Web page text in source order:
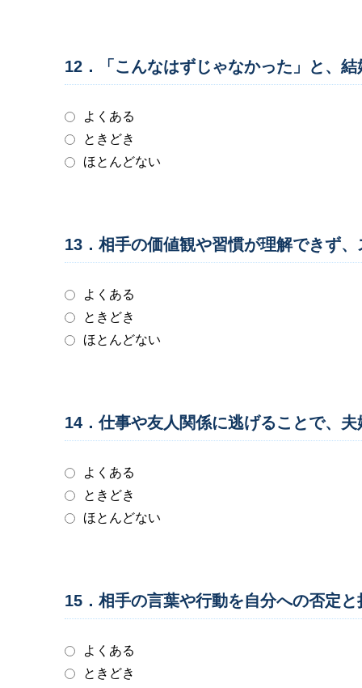
12．「こんなはずじゃなかった」と、
よくある
ときどき
ほとんどない
13．相手の価値観や習慣が理解できず
よくある
ときどき
ほとんどない
14．仕事や友人関係に逃げることで、
よくある
ときどき
ほとんどない
15．相手の言葉や行動を自分への否定
よくある
ときどき